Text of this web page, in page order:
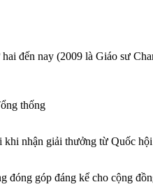
đến nay (2009 là Giáo sư
thống
nhận giải thưởng từ Quốc
đóng góp đáng kể cho cộng